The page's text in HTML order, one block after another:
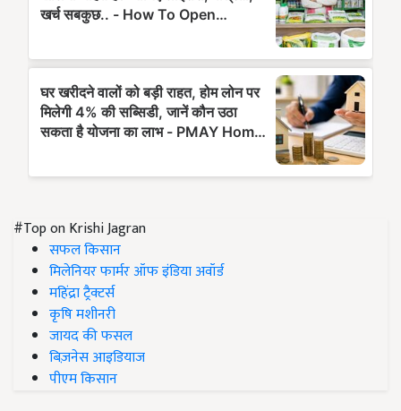
#Top on Krishi Jagran
सफल किसान
मिलेनियर फार्मर ऑफ इंडिया अवॉर्ड
महिंद्रा ट्रैक्टर्स
कृषि मशीनरी
जायद की फसल
बिज़नेस आइडियाज
पीएम किसान